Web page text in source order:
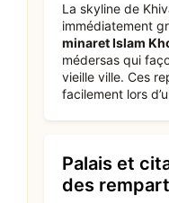
La skyline de
immédiatement
minaret Islam
médersas qui
vieille ville. Ces
facilement lors
Palais et
des